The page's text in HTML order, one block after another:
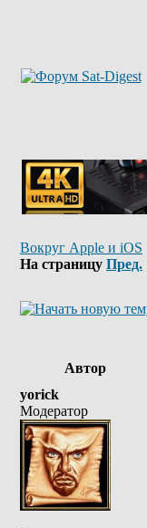
Вокруг Apple и iOS
На страницу Пред.
Автор
yorick
Модератор